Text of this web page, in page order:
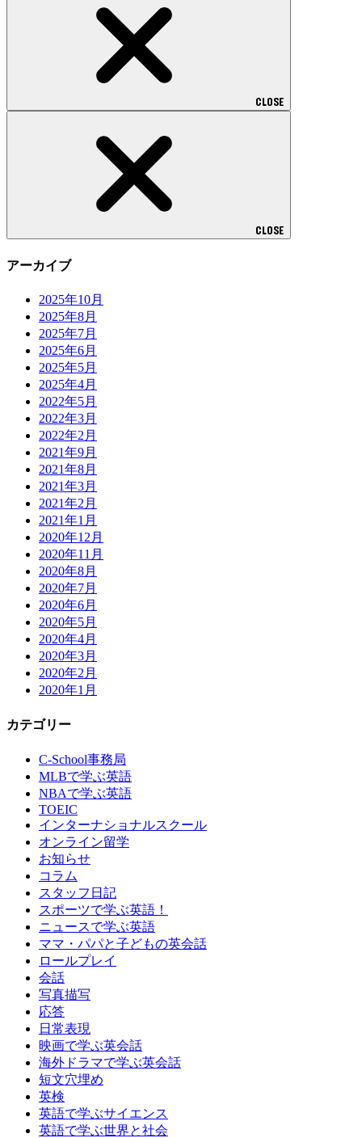
CLOSE
CLOSE
アーカイブ
2025年10月
2025年8月
2025年7月
2025年6月
2025年5月
2025年4月
2022年5月
2022年3月
2022年2月
2021年9月
2021年8月
2021年3月
2021年2月
2021年1月
2020年12月
2020年11月
2020年8月
2020年7月
2020年6月
2020年5月
2020年4月
2020年3月
2020年2月
2020年1月
カテゴリー
C-School事務局
MLBで学ぶ英語
NBAで学ぶ英語
TOEIC
インターナショナルスクール
オンライン留学
お知らせ
コラム
スタッフ日記
スポーツで学ぶ英語！
ニュースで学ぶ英語
ママ・パパと子どもの英会話
ロールプレイ
会話
写真描写
応答
日常表現
映画で学ぶ英会話
海外ドラマで学ぶ英会話
短文穴埋め
英検
英語で学ぶサイエンス
英語で学ぶ世界と社会